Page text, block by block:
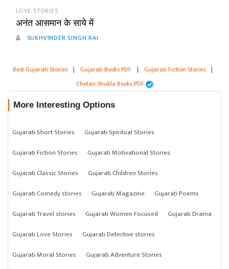
LOVE STORIES
अनंत आसमान के साये में
SUKHVINDER SINGH RAI
Best Gujarati Stories | Gujarati Books PDF | Gujarati Fiction Stories |
Chetan Shukla Books PDF
More Interesting Options
Gujarati Short Stories
Gujarati Spiritual Stories
Gujarati Fiction Stories
Gujarati Motivational Stories
Gujarati Classic Stories
Gujarati Children Stories
Gujarati Comedy stories
Gujarati Magazine
Gujarati Poems
Gujarati Travel stories
Gujarati Women Focused
Gujarati Drama
Gujarati Love Stories
Gujarati Detective stories
Gujarati Moral Stories
Gujarati Adventure Stories